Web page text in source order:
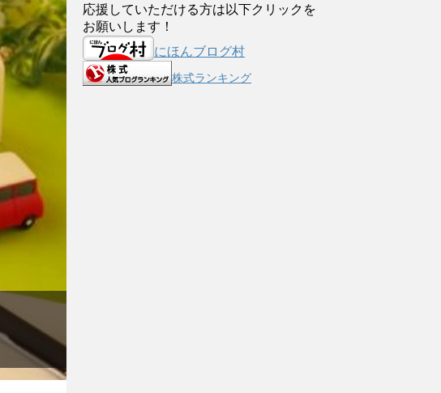
応援していただける方は以下クリックを
お願いします！
にほんブログ村
株式ランキング